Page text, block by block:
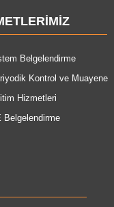
Belgelendirme
Kontrol ve Muayene
Hizmetleri
Belgelendirme